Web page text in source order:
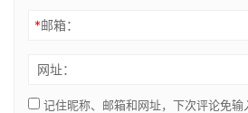
*邮箱：
网址：
记住昵称、邮箱和网址，下次评论免输